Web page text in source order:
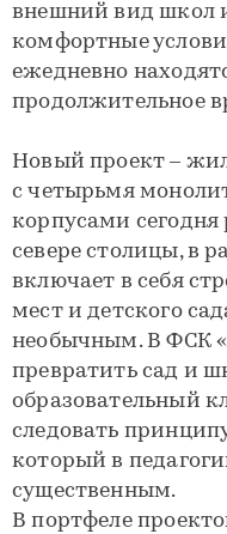
внешний вид школ
комфортные
ежедневно
продолжительное
Новый проект –
с четырьмя
корпусами сегодня
севере столицы, в
включает в себя
мест и детского
необычным. В ФСК
превратить сад и
образовательный
следовать
который в
существенным.
В портфеле